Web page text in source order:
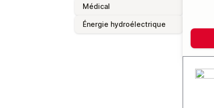
Médical
Énergie hydroélectrique